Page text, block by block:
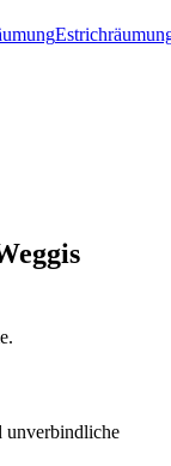
unverbindliche